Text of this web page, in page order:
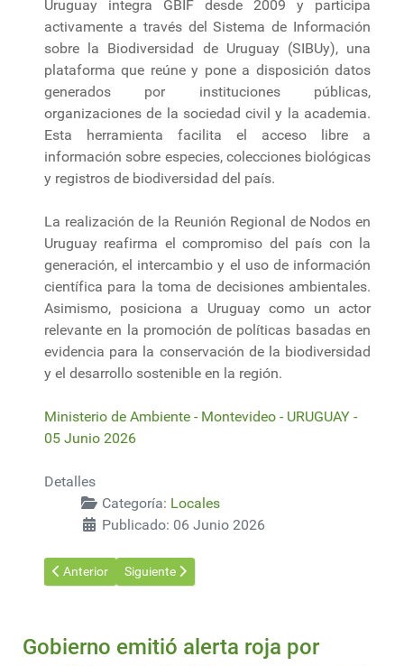
Uruguay integra GBIF desde 2009 y participa
activamente a través del Sistema de Información
sobre la Biodiversidad de Uruguay (SIBUy), una
plataforma que reúne y pone a disposición datos
generados por instituciones públicas,
organizaciones de la sociedad civil y la academia.
Esta herramienta facilita el acceso libre a
información sobre especies, colecciones biológicas
y registros de biodiversidad del país.
La realización de la Reunión Regional de Nodos en
Uruguay reafirma el compromiso del país con la
generación, el intercambio y el uso de información
científica para la toma de decisiones ambientales.
Asimismo, posiciona a Uruguay como un actor
relevante en la promoción de políticas basadas en
evidencia para la conservación de la biodiversidad
y el desarrollo sostenible en la región.
Ministerio de Ambiente - Montevideo - URUGUAY -
05 Junio 2026
Detalles
Categoría: Locales
Publicado: 06 Junio 2026
Artículo anterior: “Somos un país de brazos abiertos y
Anterior Artículo siguiente: El MIEM impulsa una
Siguiente
Gobierno emitió alerta roja por